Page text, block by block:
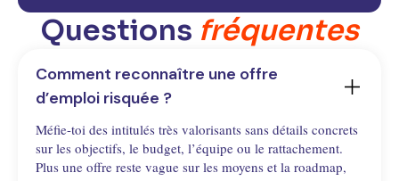
Questions fréquentes
Comment reconnaître une offre
d’emploi risquée ?
Méfie-toi des intitulés très valorisants sans détails concrets
sur les objectifs, le budget, l’équipe ou le rattachement.
Plus une offre reste vague sur les moyens et la roadmap,